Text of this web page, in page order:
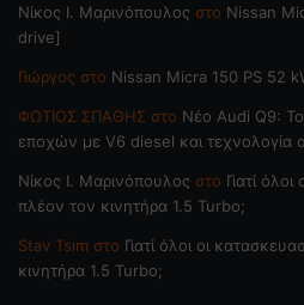
Nίκος Ι. Mαρινόπουλος στο Nissan
drive]
Γιώργος στο Nissan Micra 150 PS 52
ΦΩΤΙΟΣ ΣΠΑΘΗΣ στο Νέο Audi Q9:
εποχών με V6 diesel και τεχνολογία
Nίκος Ι. Mαρινόπουλος στο Γιατί
πλέον τον κινητήρα 1.5 Turbo;
Stav Tsim στο Γιατί όλοι οι
κινητήρα 1.5 Turbo;